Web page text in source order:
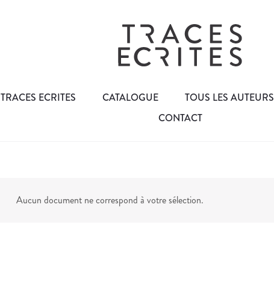
TRACES ECRITES CATALOGUE TOUS LES AUTEURS
CONTACT
Aucun document ne correspond à votre sélection.